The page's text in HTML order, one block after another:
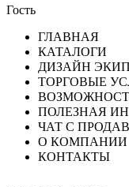
Гость
ГЛАВНАЯ
КАТАЛОГИ
ДИЗАЙН
ТОРГОВЫЕ
ПОЛЕЗНАЯ
ЧАТ С
О КОМПАНИИ
КОНТАКТЫ